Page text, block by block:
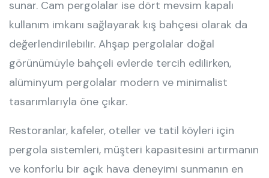
sunar. Cam pergolalar ise dört mevsim kapalı
kullanım imkanı sağlayarak kış bahçesi olarak da
değerlendirilebilir. Ahşap pergolalar doğal
görünümüyle bahçeli evlerde tercih edilirken,
alüminyum pergolalar modern ve minimalist
tasarımlarıyla öne çıkar.
Restoranlar, kafeler, oteller ve tatil köyleri için
pergola sistemleri, müşteri kapasitesini artırmanın
ve konforlu bir açık hava deneyimi sunmanın en